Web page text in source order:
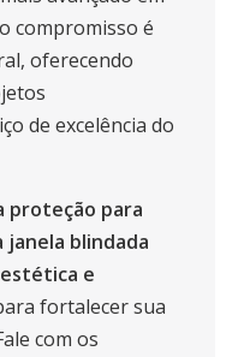
compromisso é
oferecendo
de excelência do
proteção para
janela blindada
e
fortalecer sua
com os